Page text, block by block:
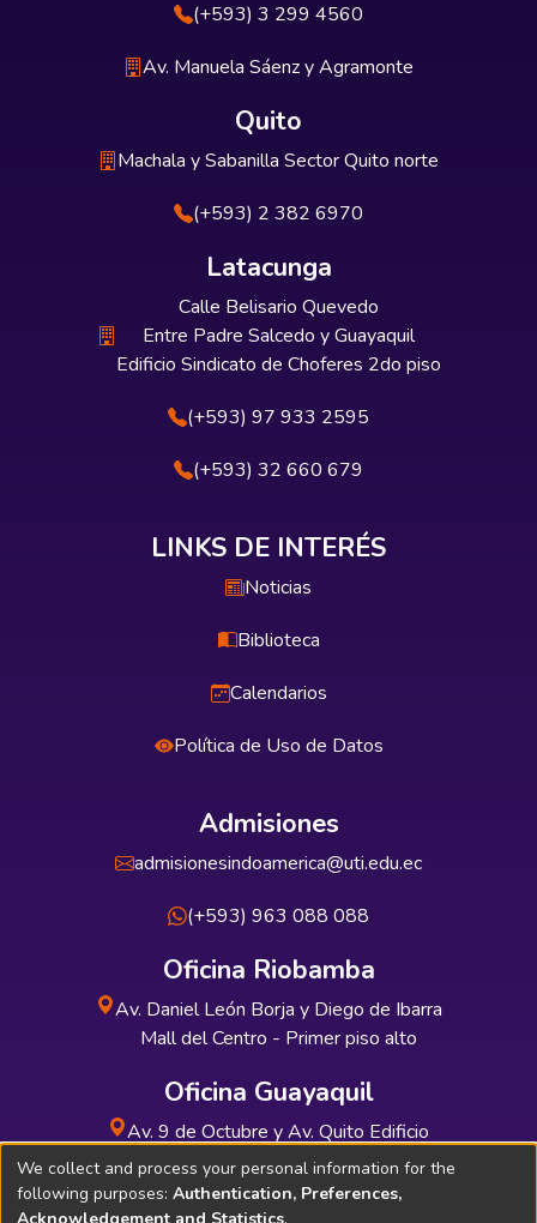
(+593) 3 299 4560
Av. Manuela Sáenz y Agramonte
Quito
Machala y Sabanilla Sector Quito norte
(+593) 2 382 6970
Latacunga
Calle Belisario Quevedo
Entre Padre Salcedo y Guayaquil
Edificio Sindicato de Choferes 2do piso
(+593) 97 933 2595
(+593) 32 660 679
LINKS DE INTERÉS
Noticias
Biblioteca
Calendarios
Política de Uso de Datos
Admisiones
admisionesindoamerica@uti.edu.ec
(+593) 963 088 088
Oficina Riobamba
Av. Daniel León Borja y Diego de Ibarra
Mall del Centro - Primer piso alto
Oficina Guayaquil
Av. 9 de Octubre y Av. Quito Edificio
INDUAUTO - Planta baja
We collect and process your personal information for the
following purposes: Authentication, Preferences,